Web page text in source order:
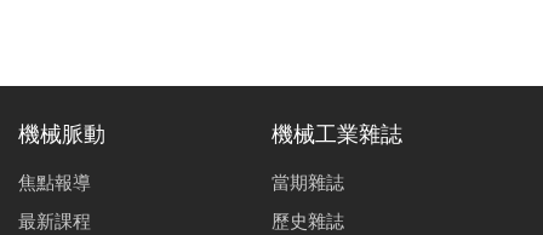
機械脈動
焦點報導
最新課程
機械工業雜誌
當期雜誌
歷史雜誌